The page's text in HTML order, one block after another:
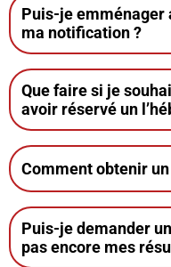
Puis-je emménager
ma notification ?
Que faire si je
avoir réservé un
Comment obtenir un
Puis-je demander
pas encore mes